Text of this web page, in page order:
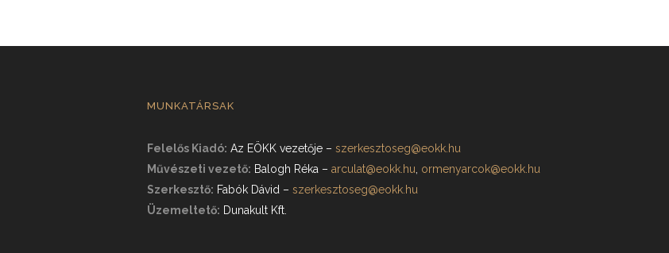
MUNKATÁRSAK
Felelős Kiadó: Az EÖKK vezetője – szerkesztoseg@eokk.hu
Művészeti vezető: Balogh Réka – arculat@eokk.hu, ormenyarcok@eokk.hu
Szerkesztő: Fabók Dávid – szerkesztoseg@eokk.hu
Üzemeltető: Dunakult Kft.